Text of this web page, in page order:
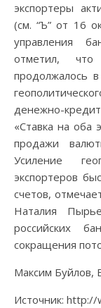
экспортеры
(см. “Ъ” от 16
управления
отметил, что
продолжалось
денежно-
«Ставка на оба
продажи
Усиление
экспортеров
счетов,
Наталия
российских
сокращения
Максим Буйлов,
Источник: